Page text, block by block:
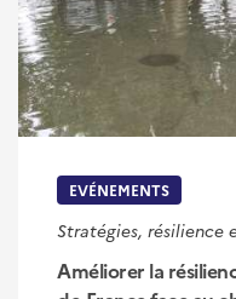
EVÉNEMENTS
Stratégies,
Améliorer la